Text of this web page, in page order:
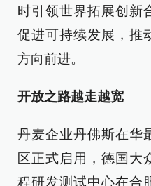
时引领世界拓展创新
促进可持续发展，推
方向前进。
开放之路越走越宽
丹麦企业丹佛斯在华
区正式启用，德国大
程研发测试中心在合